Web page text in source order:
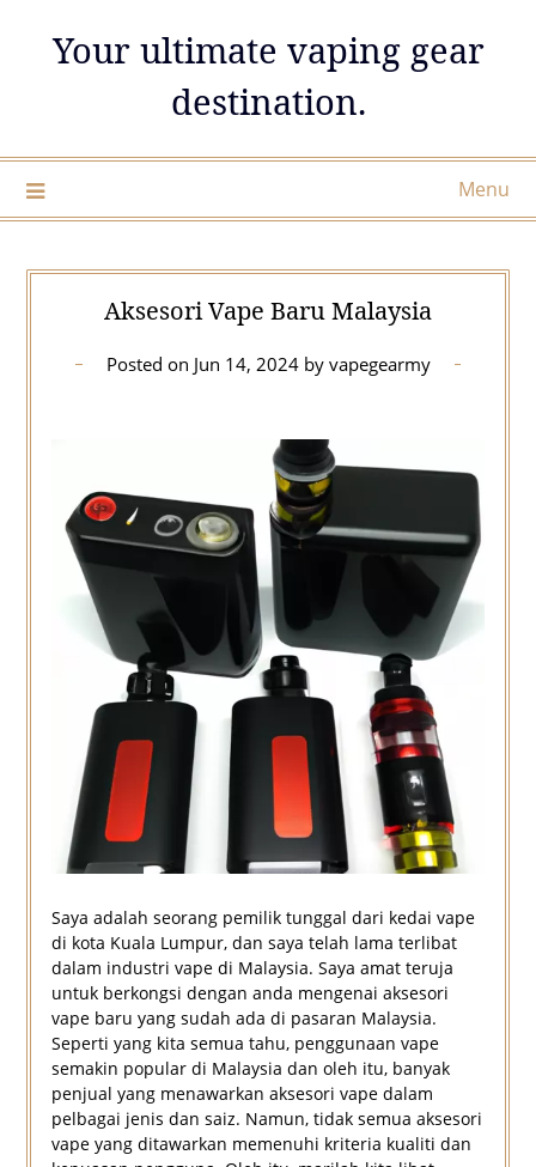
Your ultimate vaping gear
destination.
Menu
Aksesori Vape Baru Malaysia
Posted on Jun 14, 2024by vapegearmy
Saya adalah seorang pemilik tunggal dari kedai vape
di kota Kuala Lumpur, dan saya telah lama terlibat
dalam industri vape di Malaysia. Saya amat teruja
untuk berkongsi dengan anda mengenai aksesori
vape baru yang sudah ada di pasaran Malaysia.
Seperti yang kita semua tahu, penggunaan vape
semakin popular di Malaysia dan oleh itu, banyak
penjual yang menawarkan aksesori vape dalam
pelbagai jenis dan saiz. Namun, tidak semua aksesori
vape yang ditawarkan memenuhi kriteria kualiti dan